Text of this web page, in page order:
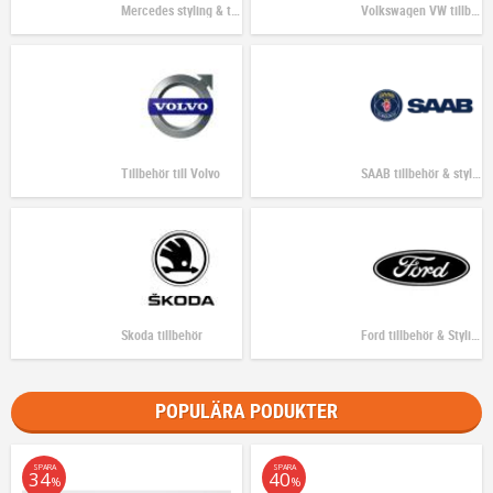
Tillbehör till Volvo
Skoda tillbehör
POPULÄRA PODUKTER
SPARA
34%
SPARA
40%